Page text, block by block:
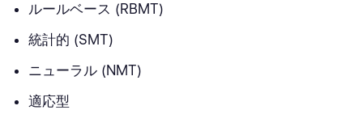
ルールベース (RBMT)
統計的 (SMT)
ニューラル (NMT)
適応型